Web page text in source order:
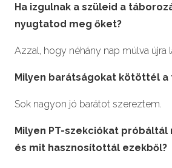
Ha izgulnak a szüleid a
nyugtatod meg őket?
Azzal, hogy néhány nap múlva újra
Milyen barátságokat kötöttél a
Sok nagyon jó barátot szereztem.
Milyen PT-szekciókat próbáltál
és mit hasznosítottál ezekből?